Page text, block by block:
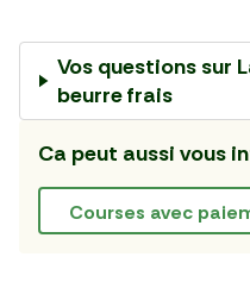
Vos questions sur
beurre frais
Ca peut aussi vous
courses avec